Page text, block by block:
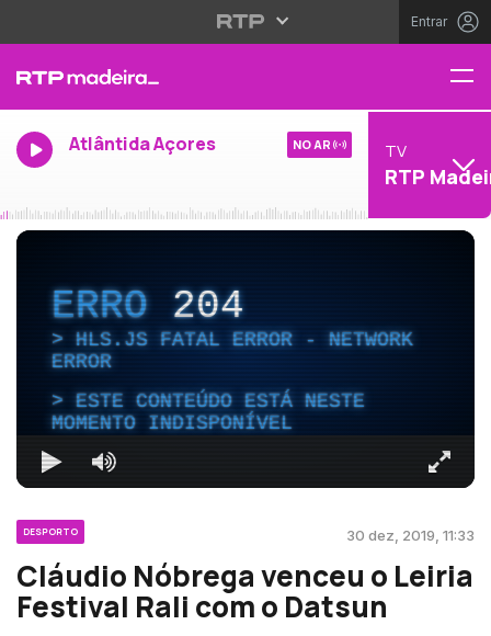
Entrar
Atlântida Açores NO AR TV
RTP
ERRO204
HLS.JS FATAL ERROR - NETWORK
ERROR
ESTE CONTEÚDO ESTÁ NESTE
MOMENTO INDISPONÍVEL
DESPORTO 30 dez, 2019, 11:33
Cláudio Nóbrega venceu o Leiria
Festival Rali com o Datsun